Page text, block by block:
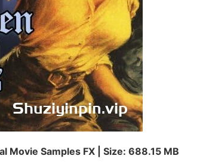
Movie Samples FX | Size: 688.15 MB